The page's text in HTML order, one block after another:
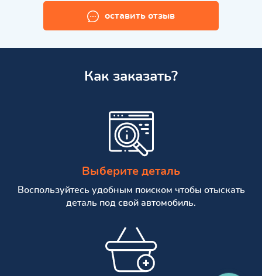
оставить отзыв
Как заказать?
Выберите деталь
Воспользуйтесь удобным поиском чтобы отыскать
деталь под свой автомобиль.